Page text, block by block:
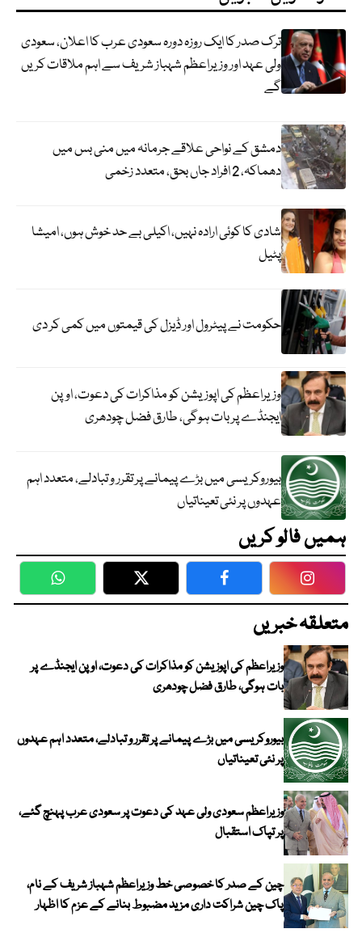
ترک صدر کا ایک روزہ دورہ سعودی عرب کا اعلان، سعودی
ولی عہد اور وزیراعظم شہباز شریف سے اہم ملاقات کریں
گے
دمشق کے نواحی علاقے جرمانہ میں منی بس میں
دھماکہ، 2 افراد جاں بحق، متعدد زخمی
شادی کا کوئی ارادہ نہیں، اکیلی بے حد خوش ہوں، امیشا
پٹیل
حکومت نے پیٹرول اور ڈیزل کی قیمتوں میں کمی کر دی
وزیراعظم کی اپوزیشن کو مذاکرات کی دعوت، اوپن
ایجنڈے پر بات ہوگی، طارق فضل چودھری
بیوروکریسی میں بڑے پیمانے پر تقرر و تبادلے، متعدد اہم
عہدوں پر نئی تعیناتیاں
ہمیں فالو کریں
WhatsApp Twitter Facebook
متعلقہ خبریں
وزیراعظم کی اپوزیشن کو مذاکرات کی دعوت، اوپن ایجنڈے پر
بات ہوگی، طارق فضل چودھری
بیوروکریسی میں بڑے پیمانے پر تقرر و تبادلے، متعدد اہم عہدوں
پر نئی تعیناتیاں
وزیراعظم سعودی ولی عہد کی دعوت پر سعودی عرب پہنچ گئے،
پر تپاک استقبال
چین کے صدر کا خصوصی خط وزیراعظم شہباز شریف کے نام،
پاک چین شراکت داری مزید مضبوط بنانے کے عزم کا اظہار